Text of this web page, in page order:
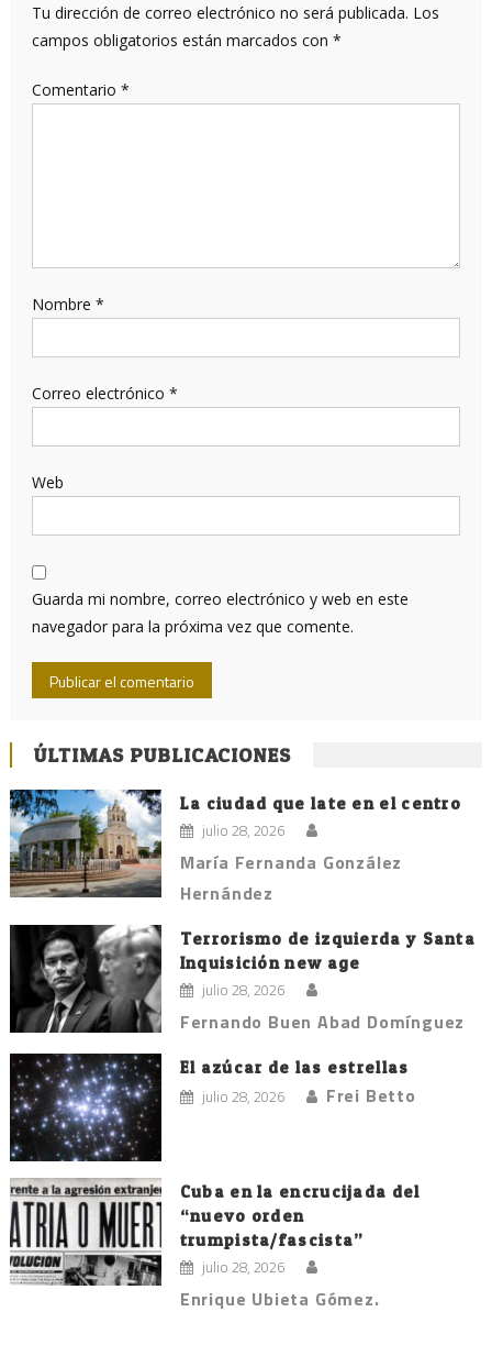
Tu dirección de correo electrónico no será publicada. Los
campos obligatorios están marcados con *
Comentario *
Nombre *
Correo electrónico *
Web
Guarda mi nombre, correo electrónico y web en este
navegador para la próxima vez que comente.
ÚLTIMAS PUBLICACIONES
La ciudad que late en el centro
julio 28, 2026
María Fernanda González
Hernández
Terrorismo de izquierda y Santa
Inquisición new age
julio 28, 2026
Fernando Buen Abad Domínguez
El azúcar de las estrellas
julio 28, 2026 Frei Betto
Cuba en la encrucijada del
“nuevo orden
trumpista/fascista”
julio 28, 2026
Enrique Ubieta Gómez.